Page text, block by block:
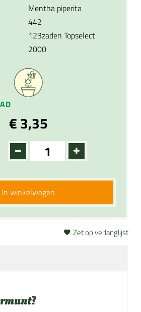
Mentha piperita
442
123zaden Topselect
2000
€ 3,35
In winkelwagen
Zet op verlanglijst